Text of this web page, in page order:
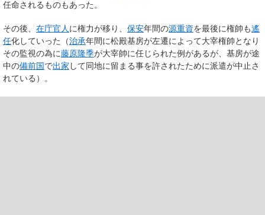
任命されるものもあった。
その後、 在庁官人 に権力が移り、 保安年間の源重資を最後に権帥も遙
任化していった（治承年間に松殿基房が左遷によって大宰権帥となり
その監視の為に藤原隆季が大宰帥に任じられた例があるが、基房が途
中の備前国で出家 して同地に留まる事を許されたために派遣が中止さ
れている）。